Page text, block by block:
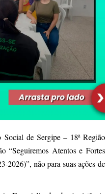
de Sergipe – 18ª Região
“Seguiremos Atentos e Fortes
2026)”, não para suas ações de